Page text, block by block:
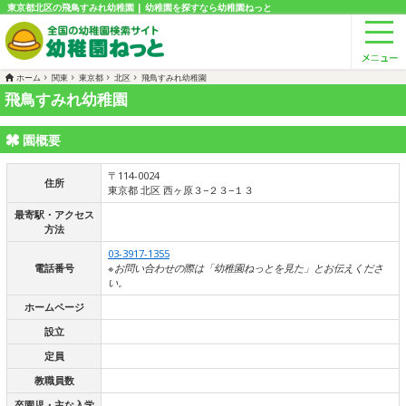
東京都北区の飛鳥すみれ幼稚園 | 幼稚園を探すなら幼稚園ねっと
ホーム 関東 東京都 北区 飛鳥すみれ幼稚園
飛鳥すみれ幼稚園
園概要
住所
〒114-0024
東京都 北区 西ヶ原３−２３−１３
最寄駅・アクセス
方法
電話番号
03-3917-1355
※お問い合わせの際は「幼稚園ねっとを見た」とお伝えくださ
い。
ホームページ
設立
定員
教職員数